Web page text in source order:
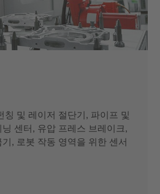
칭 및 레이저 절단기, 파이프 및
센터, 유압 프레스 브레이크,
, 로봇 작동 영역을 위한 센서